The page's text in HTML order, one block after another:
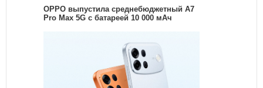
OPPO выпустила среднебюджетный A7
Pro Max 5G с батареей 10 000 мАч